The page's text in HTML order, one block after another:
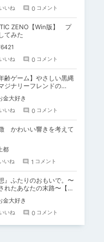
いいね 0 コメント
ZENO【Win版】 プ
てみた
いいね 0 コメント
齢ゲーム】やさしい黒縄
ジナリーフレンドの
と過ごすおぼんやすみー
金大好き
いいね 0 コメント
かわいい響きを考えて
上都
いね 1 コメント
』ふたりのおもいで。〜
れたあなたの末路〜【が
限定特典付き】
金大好き
いいね 0 コメント